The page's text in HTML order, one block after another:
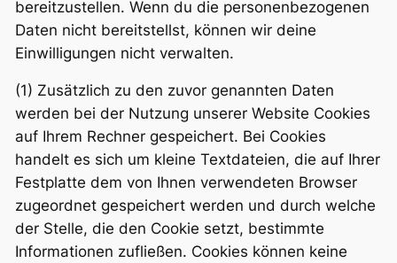
bereitzustellen. Wenn du die personenbezogenen
Daten nicht bereitstellst, können wir deine
Einwilligungen nicht verwalten.
(1) Zusätzlich zu den zuvor genannten Daten
werden bei der Nutzung unserer Website Cookies
auf Ihrem Rechner gespeichert. Bei Cookies
handelt es sich um kleine Textdateien, die auf Ihrer
Festplatte dem von Ihnen verwendeten Browser
zugeordnet gespeichert werden und durch welche
der Stelle, die den Cookie setzt, bestimmte
Informationen zufließen. Cookies können keine